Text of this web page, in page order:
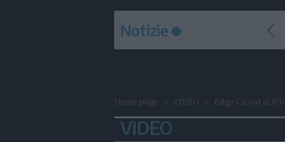
Notizie
Home page VIDEO Edge Cloud di
VIDEO